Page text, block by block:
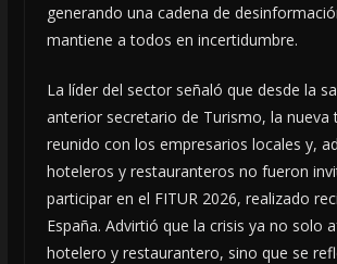
generando una cadena de
mantiene a todos en incertidumbre.
La líder del sector señaló que desde la
anterior secretario de Turismo, la nueva
reunido con los empresarios locales y,
hoteleros y restauranteros no fueron
participar en el FITUR 2026, realizado
España. Advirtió que la crisis ya no solo
hotelero y restaurantero, sino que se